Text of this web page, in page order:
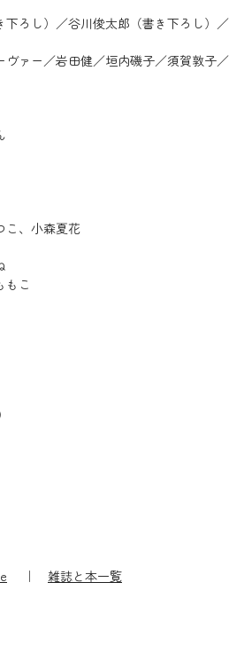
下ろし）／谷川俊太郎（書き下ろし）／
ァー／岩田健／垣内磯子／須賀敦子／
、小森夏花
こ
｜ 雑誌と本一覧